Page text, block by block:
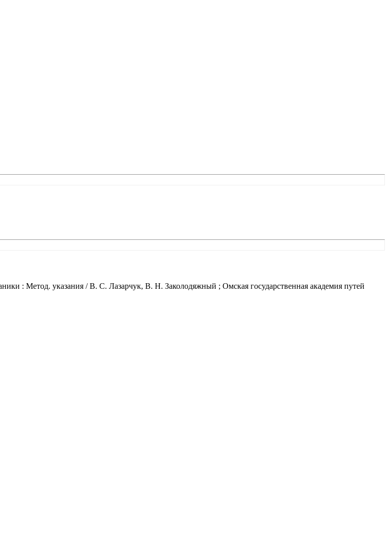
: Метод. указания / В. С. Лазарчук, В. Н. Заколодяжный ; Омская государственная академия путей